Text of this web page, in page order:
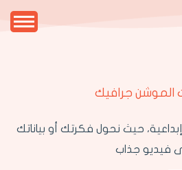
الموشن جرافيك
حيث نحول فكرتك أو بياناتك
فيديو جذاب